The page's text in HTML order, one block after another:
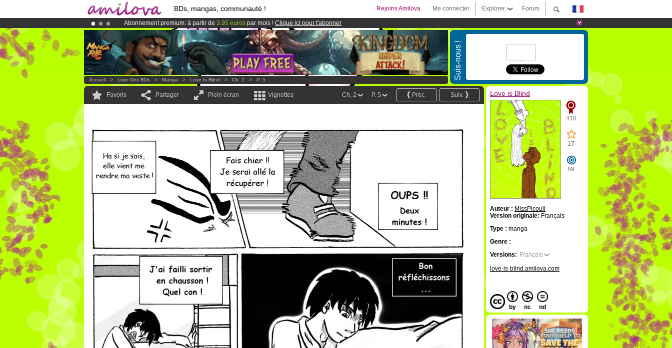
BDs, mangas, communauté ! Forum
Explorer
Me connecter
Rejoins Amilova
Abonnement premium: à partir de 3.95 euros par mois ! Clique ici pour t'abonner
Déjà 134393membreset 1208BDs & Mangas!
LeKickstarter Amilova est désormais lancé
Suis-nous !
Accueil > Liste Des BDs > Manga > Love Is Blind > Ch. 2 > P. 5
Favoris Partager Plein écran Vignettes Suiv.
Préc.
P. 5
Ch. 2 Love is Blind
410
17
89
Auteur : MissPicouli
Version originale: Français
Type : manga
Genre :
Versions: Français
love-is-blind.amilova.com
by nc nd